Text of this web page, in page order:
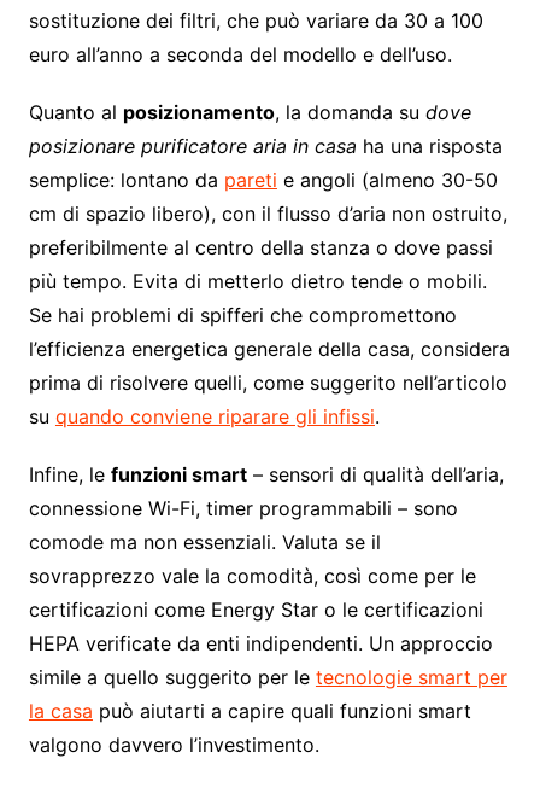
sostituzione dei filtri, che può variare da 30 a 100
euro all’anno a seconda del modello e dell’uso.
Quanto al posizionamento, la domanda su dove
posizionare purificatore aria in casa ha una risposta
semplice: lontano da pareti e angoli (almeno 30-50
cm di spazio libero), con il flusso d’aria non ostruito,
preferibilmente al centro della stanza o dove passi
più tempo. Evita di metterlo dietro tende o mobili.
Se hai problemi di spifferi che compromettono
l’efficienza energetica generale della casa, considera
prima di risolvere quelli, come suggerito nell’articolo
su quando conviene riparare gli infissi.
Infine, le funzioni smart– sensori di qualità dell’aria,
connessione Wi-Fi, timer programmabili – sono
comode ma non essenziali. Valuta se il
sovrapprezzo vale la comodità, così come per le
certificazioni come Energy Star o le certificazioni
HEPA verificate da enti indipendenti. Un approccio
simile a quello suggerito per le tecnologie smart per
la casa può aiutarti a capire quali funzioni smart
valgono davvero l’investimento.